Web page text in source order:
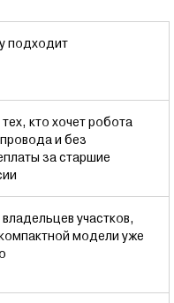
подходит
кто хочет робота
и без
за старшие
участков,
модели уже